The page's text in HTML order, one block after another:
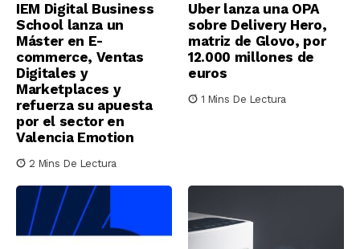
IEM Digital Business
School lanza un
Máster en E-
commerce, Ventas
Digitales y
Marketplaces y
refuerza su apuesta
por el sector en
Valencia Emotion
2 Mins De Lectura
Uber lanza una OPA
sobre Delivery Hero,
matriz de Glovo, por
12.000 millones de
euros
1 Mins De Lectura